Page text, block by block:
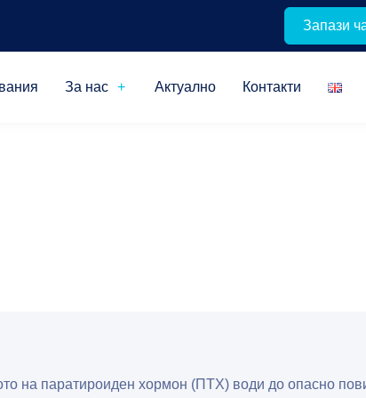
Запази
За нас Актуално Контакти
на паратироиден хормон (ПТХ) води до опасно